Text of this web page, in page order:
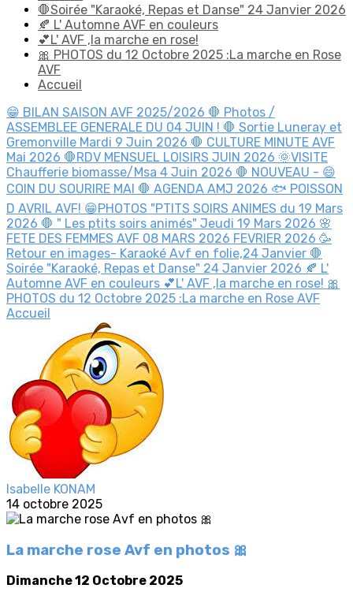
🛑Soirée "Karaoké, Repas et Danse" 24 Janvier 2026
🍂 L' Automne AVF en couleurs
💕L' AVF ,la marche en rose!
🎀 PHOTOS du 12 Octobre 2025 :La marche en Rose
AVF
Accueil
😁 BILAN SAISON AVF 2025/2026 🛑 Photos /
ASSEMBLEE GENERALE DU 04 JUIN ! 🛑 Sortie Luneray et
Gremonville Mardi 9 Juin 2026 🛑 CULTURE MINUTE AVF
Mai 2026 🛑RDV MENSUEL LOISIRS JUIN 2026 🌞VISITE
Chaufferie biomasse/Msa 4 Juin 2026 🛑 NOUVEAU - 😄
COIN DU SOURIRE MAI 🛑 AGENDA AMJ 2026 🐟 POISSON
D AVRIL AVF! 😁PHOTOS "PTITS SOIRS ANIMES du 19 Mars
2026 🛑 " Les ptits soirs animés" Jeudi 19 Mars 2026 🌸
FETE DES FEMMES AVF 08 MARS 2026 FEVRIER 2026 🥳
Retour en images- Karaoké Avf en folie,24 Janvier 🛑
Soirée "Karaoké, Repas et Danse" 24 Janvier 2026 🍂 L'
Automne AVF en couleurs 💕L' AVF ,la marche en rose! 🎀
PHOTOS du 12 Octobre 2025 :La marche en Rose AVF
Accueil
Isabelle KONAM
14 octobre 2025
La marche rose Avf en photos 🎀
Dimanche 12 Octobre 2025